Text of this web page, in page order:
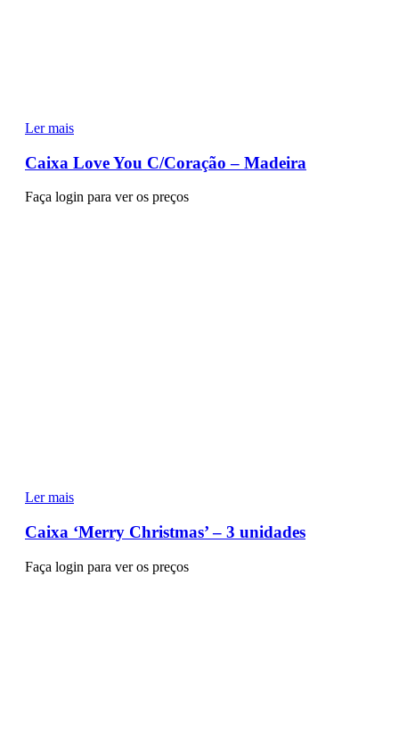
Ler mais
Caixa Love You C/Coração – Madeira
Faça login para ver os preços
Ler mais
Caixa ‘Merry Christmas’ – 3 unidades
Faça login para ver os preços